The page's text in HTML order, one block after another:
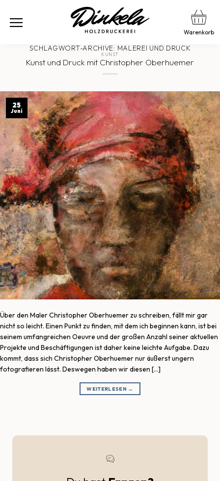
Warenkorb
SCHLAGWORT-ARCHIVE: MALEREI UND DRUCK
KUNST
Kunst und Druck mit Christopher Oberhuemer
25
Juni
Über den Maler Christopher Oberhuemer zu schreiben, fällt mir gar
nicht so leicht. Einen Punkt zu finden, mit dem ich beginnen kann, ist bei
seinem umfangreichen Oeuvre und der großen Anzahl seiner aktuellen
Projekte und Beschäftigungen ist daher keine leichte Aufgabe. Dazu
kommt, dass sich Christopher Oberhuemer nur äußerst ungern
fotografieren lässt. Deswegen haben wir diesen […]
WEITERLESEN →